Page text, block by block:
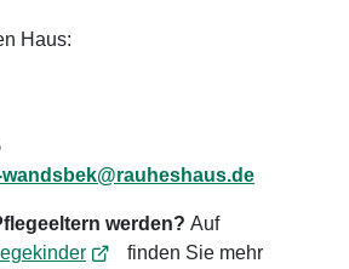
Haus:
@rauheshaus.de
werden? Auf
finden Sie mehr